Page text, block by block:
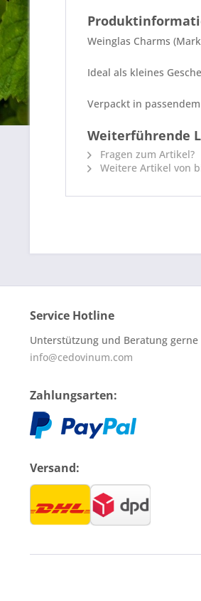
Weinglas Charms
Ideal als kleines
Verpackt in
Weiterführende
Fragen zum Artikel?
Weitere Artikel von
Service Hotline
Unterstützung und Beratung
info@cedovinum.com
Zahlungsarten:
Versand: